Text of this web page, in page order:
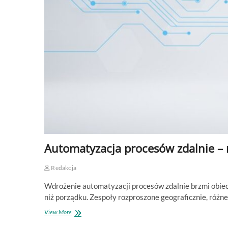
Automatyzacja procesów zdalnie –
Redakcja
Wdrożenie automatyzacji procesów zdalnie brzmi
niż porządku. Zespoły rozproszone geograficznie,
View MoreAutomatyzacja